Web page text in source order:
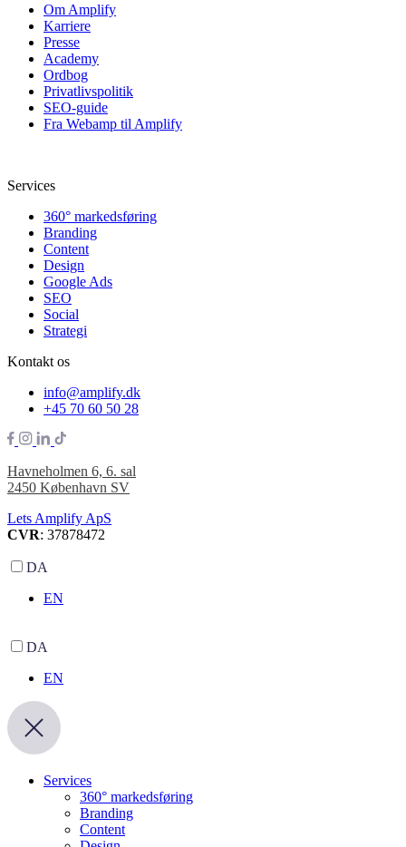
Om Amplify
Karriere
Presse
Academy
Ordbog
Privatlivspolitik
SEO-guide
Fra Webamp til Amplify
Services
360° markedsføring
Branding
Content
Design
Google Ads
SEO
Social
Strategi
Kontakt os
info@amplify.dk
+45 70 60 50 28
Havneholmen 6, 6. sal
2450 København SV
Lets Amplify ApS
CVR: 37878472
DA
EN
DA
EN
Services
360° markedsføring
Branding
Content